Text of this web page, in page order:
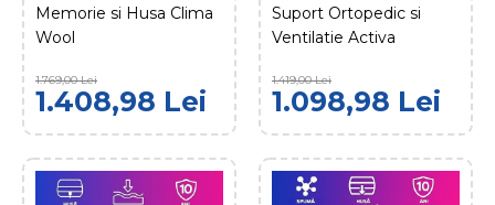
LIVRARE GRATUITĂ
709,00 Lei 618,98 Lei
ADAUGĂ ÎN COŞ
ADAUGĂ LA FAVORITE
Memorie si Husa Clima
Wool
1.769,00 Lei
1.408,98 Lei
Suport Ortopedic si
Ventilatie Activa
1.419,00 Lei
1.098,98 Lei